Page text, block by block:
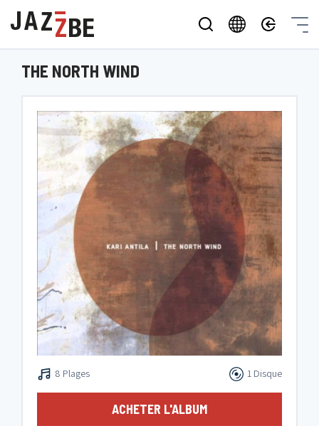
THE NORTH WIND
8 Plages 1 Disque
ACHETER L'ALBUM